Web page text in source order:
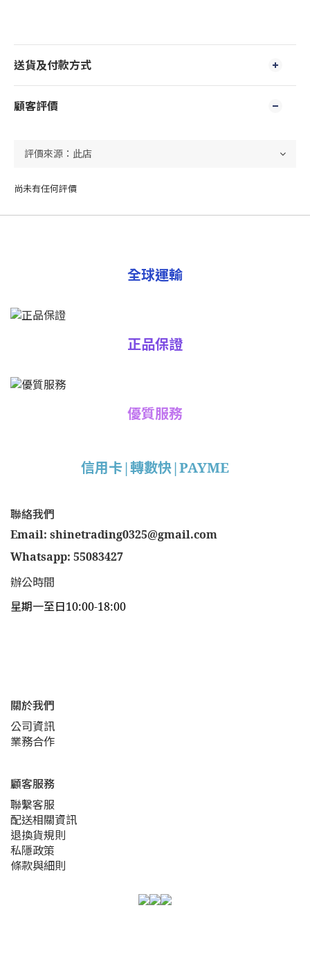
送貨及付款方式
顧客評價
尚未有任何評價
全球運輸
正品保證
優質服務
信用卡|轉數快|PAYME
聯絡我們
Email: shinetrading0325@gmail.com
Whatsapp: 55083427
辦公時間
星期一至日10:00-18:00
關於我們
公司資訊
業務合作
顧客服務
聯繫客服
配送相關資訊
退換貨規則
私隱政策
條款與細則